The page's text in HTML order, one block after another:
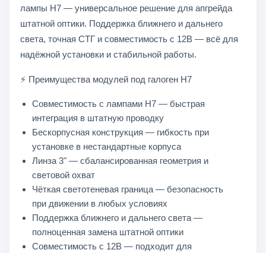
Обязательно убедитесь перед покупкой и
установкой, что деталь подходит именно на вашу
модель авто, соответствует габаритным размерам и
ошибок.
Стоимость указана за комплект из 2 модулей
лампы H7 — универсальное решение для апгрейда
штатной оптики. Поддержка ближнего и дальнего
света, точная СТГ и совместимость с 12В — всё для
надёжной установки и стабильной работы.
⚡ Преимущества модулей под галоген H7
Совместимость с лампами H7 — быстрая
интеграция в штатную проводку
Бескорпусная конструкция — гибкость при
установке в нестандартные корпуса
Линза 3" — сбалансированная геометрия и
световой охват
Чёткая светотеневая граница — безопасность
при движении в любых условиях
Поддержка ближнего и дальнего света —
полноценная замена штатной оптики
Совместимость с 12В — подходит для